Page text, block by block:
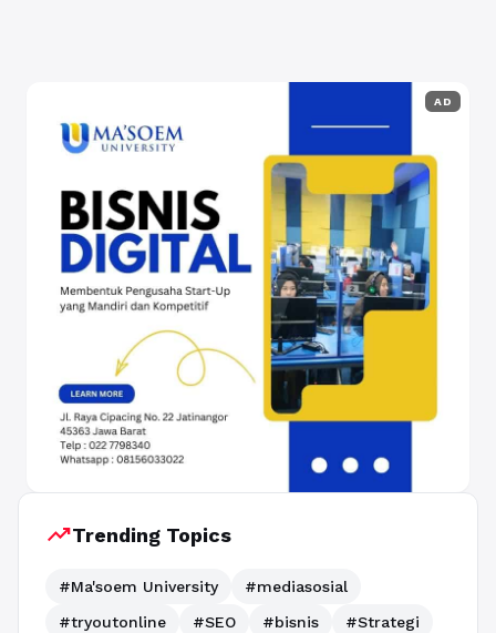
AD
trending_upTrending Topics
#Ma'soem University
#mediasosial
#tryoutonline
#SEO #bisnis
#Strategi